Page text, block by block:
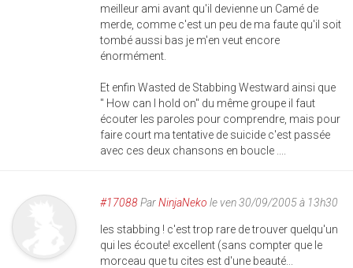
meilleur ami avant qu'il devienne un Camé de
merde, comme c'est un peu de ma faute qu'il soit
tombé aussi bas je m'en veut encore
énormément.
Et enfin Wasted de Stabbing Westward ainsi que
" How can I hold on" du même groupe il faut
écouter les paroles pour comprendre, mais pour
faire court ma tentative de suicide c'est passée
avec ces deux chansons en boucle ....
#17088ParNinjaNeko le ven 30/09/2005 à 13h30
les stabbing ! c'est trop rare de trouver quelqu'un
qui les écoute! excellent (sans compter que le
morceau que tu cites est d'une beauté...